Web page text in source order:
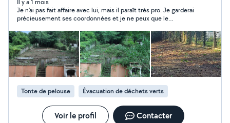
devis son gratuit et sans engagement je me déplace
assez rapidement. Merci
Il y a 1 mois
Je n'ai pas fait affaire avec lui, mais il paraît très pro. Je garderai
précieusement ses coordonnées et je ne peux que le
Tonte de pelouse Évacuation de déchets verts
Voir le profil Contacter